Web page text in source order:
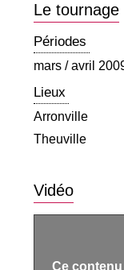
Le tournage
Périodes
mars / avril
Lieux
Arronville
Theuville
Vidéo
Ce